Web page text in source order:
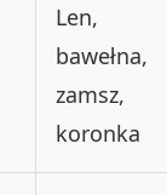
Len,
bawełna,
zamsz,
koronka